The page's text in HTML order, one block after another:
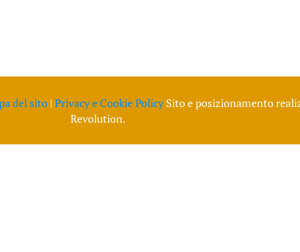
del sito| Privacy e Cookie PolicySito e posizionamento
Revolution.